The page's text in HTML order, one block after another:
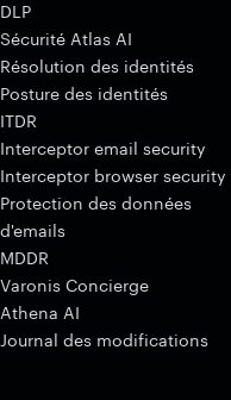
DLP
Sécurité Atlas AI
Résolution des identités
Posture des identités
ITDR
Interceptor email security
Interceptor browser security
Protection des données
d'emails
MDDR
Varonis Concierge
Athena AI
Journal des modifications